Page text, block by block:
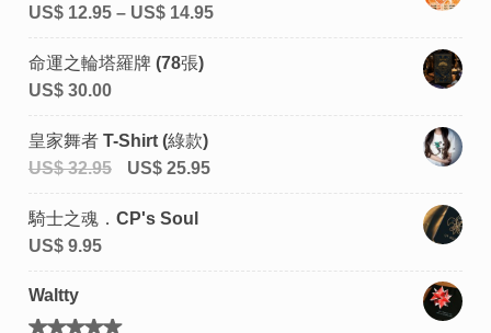
US$12.95– US$14.95
命運之輪塔羅牌 (78張)
US$30.00
皇家舞者 T-Shirt (綠款)
US$32.95 US$25.95
騎士之魂．CP's Soul
US$9.95
Waltty